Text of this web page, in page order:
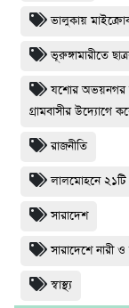
ভালুকায়
ভূরুঙ্গামারীতে
যশোর অভয়নগর
গ্রামবাসীর উদ্যোগে
রাজনীতি
লালমোহনে ২১টি
সারাদেশ
সারাদেশে নারী
স্বাস্থ্য